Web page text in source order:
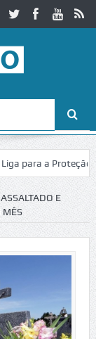
a Proteção da
de Cerveira
E
MÊS